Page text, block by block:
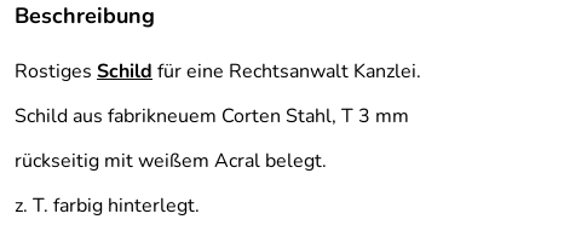
Beschreibung
Rostiges Schild für eine Rechtsanwalt Kanzlei.
Schild aus fabrikneuem Corten Stahl, T 3 mm
rückseitig mit weißem Acral belegt.
z. T. farbig hinterlegt.